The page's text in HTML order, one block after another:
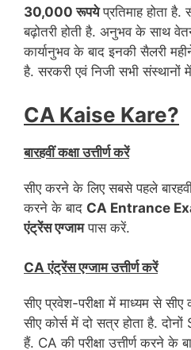
30,000 रूपयेप्रतिमाह होता है.
बढ़ोतरी होती है. अनुभव के साथ
कार्यानुभव के बाद इनकी सैलरी
है. सरकरी एवं निजी सभी संस्थानों
CA Kaise Kare?
बारहवीं कक्षा उत्तीर्ण करें
सीए करने के लिए सबसे पहले
करने के बाद CA Entrance
एंट्रेंस एग्जामपास करें.
CA एंट्रेंस एग्जाम उत्तीर्ण करें
सीए प्रवेश-परीक्षा में माध्यम से
सीए कोर्स में दो सत्र होता है.
हैं. CA की परीक्षा उत्तीर्ण करने के